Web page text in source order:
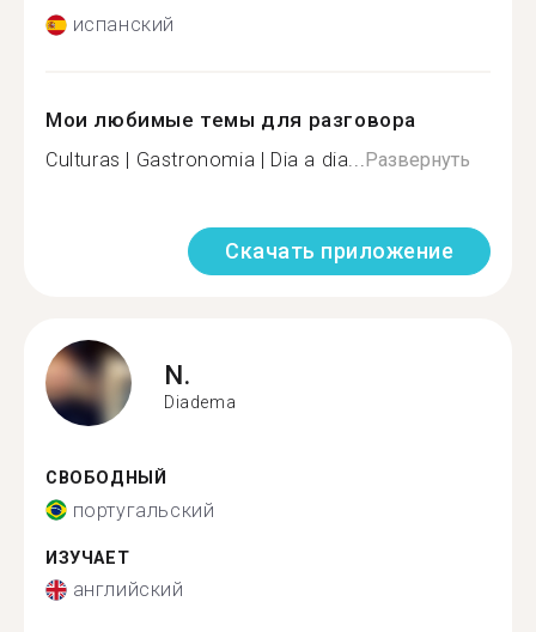
испанский
Мои любимые темы для разговора
Culturas | Gastronomia | Dia a dia...Развернуть
Скачать приложение
N.
Diadema
СВОБОДНЫЙ
португальский
ИЗУЧАЕТ
английский